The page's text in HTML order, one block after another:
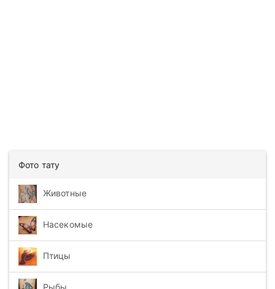
Фото тату
Животные
Насекомые
Птицы
Рыбы